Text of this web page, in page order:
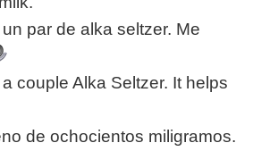
par de alka seltzer. Me
couple Alka Seltzer. It helps
de ochocientos miligramos.